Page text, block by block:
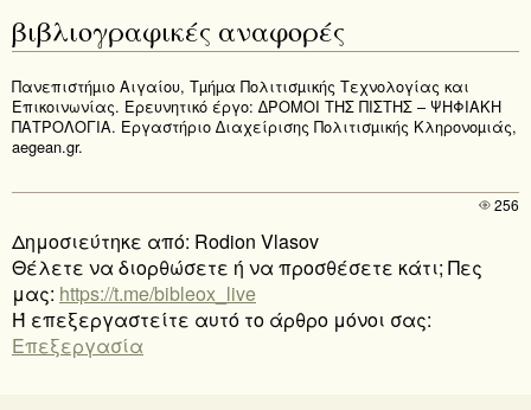
βιβλιογραφικές αναφορές
Πανεπιστήµιο Αιγαίου, Τµήµα Πολιτισµικής Τεχνολογίας και
Επικοινωνίας. Ερευνητικό έργο: ∆ΡΟΜΟΙ ΤΗΣ ΠΙΣΤΗΣ – ΨΗΦΙΑΚΗ
ΠΑΤΡΟΛΟΓΙΑ. Εργαστήριο ∆ιαχείρισης Πολιτισµικής Κληρονοµιάς,
aegean.gr.
256
Δημοσιεύτηκε από: Rodion Vlasov
Θέλετε να διορθώσετε ή να προσθέσετε κάτι; Πες
μας: https://t.me/bibleox_live
Ή επεξεργαστείτε αυτό το άρθρο μόνοι σας:
Επεξεργασία